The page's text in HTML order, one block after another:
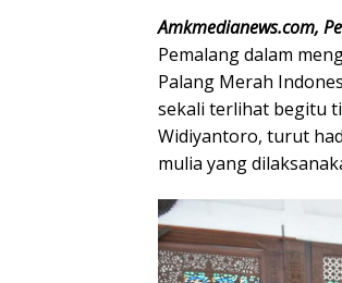
Amkmedianews.com,
Pemalang dalam
Palang Merah
sekali terlihat begitu
Widiyantoro, turut
mulia yang